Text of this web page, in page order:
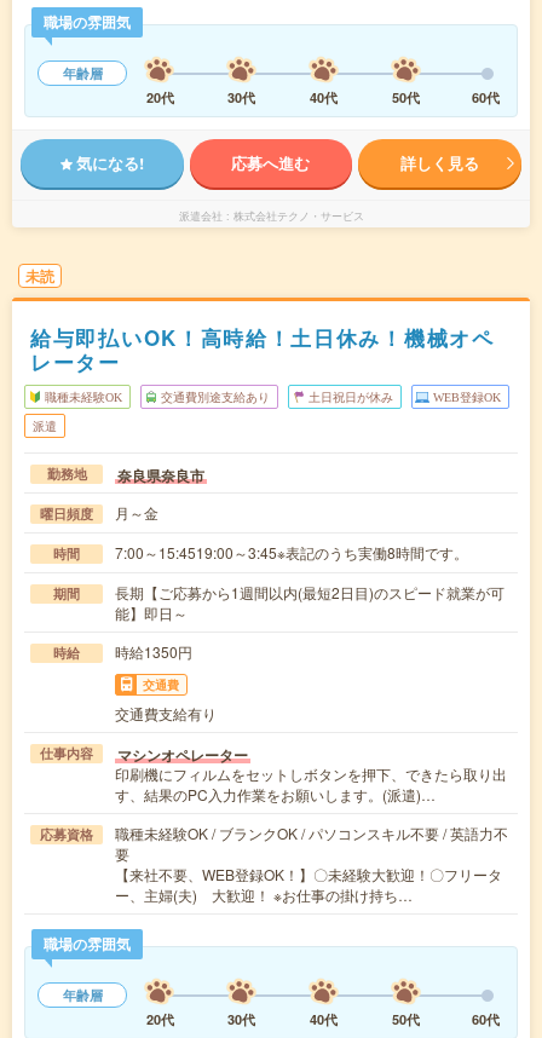
職場の雰囲気
年齢層
20代
30代 40代 50代 60代
気になる! 応募へ進む 詳しく見る
派遣会社 株式会社テクノ・サービス
未読
給与即払いOK！高時給！土日休み！機械オペ
レーター
職種未経験OK 交通費別途支給あり 土日祝日が休み WEB登録OK
派遣
勤務地 奈良県奈良市
曜日頻度 月～金
時間 7:00～15:4519:00～3:45※表記のうち実働8時間です。
期間
長期【ご応募から1週間以内(最短2日目)のスピード就業が可
能】即日～
時給 時給1350円
交通費
交通費支給有り
仕事内容 マシンオペレーター
印刷機にフィルムをセットしボタンを押下、できたら取り出
す、結果のPC入力作業をお願いします。(派遣)…
応募資格
職種未経験OK / ブランクOK / パソコンスキル不要 / 英語力不
要
【来社不要、WEB登録OK！】〇未経験大歓迎！〇フリータ
ー、主婦(夫) 大歓迎！ ※お仕事の掛け持ち…
職場の雰囲気
年齢層
20代
30代 40代 50代 60代